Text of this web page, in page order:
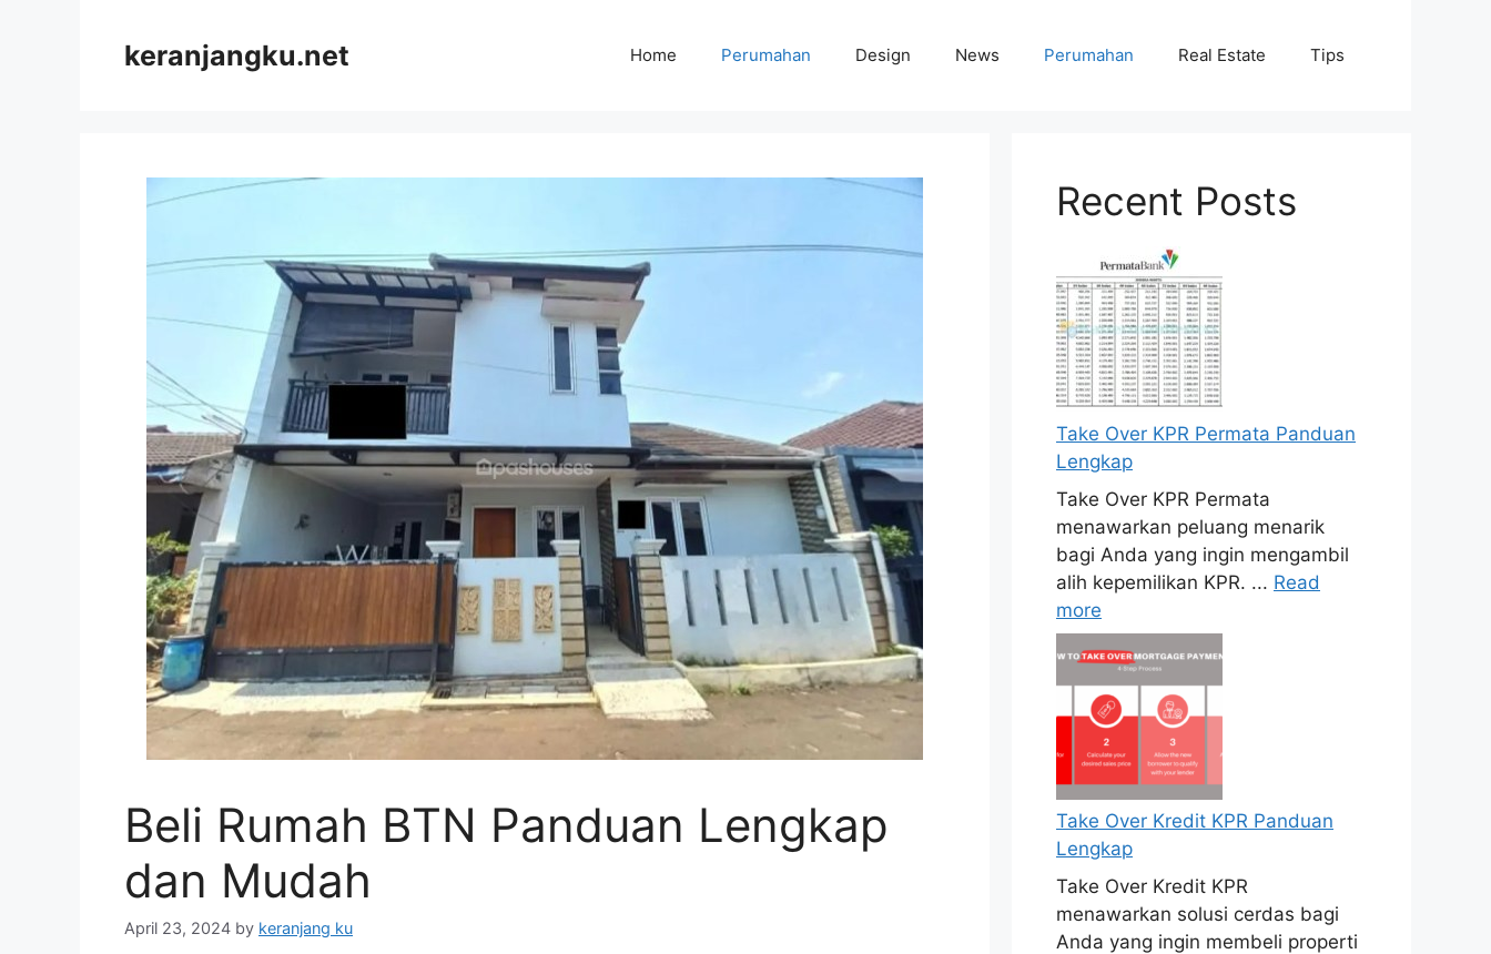
keranjangku.net Home Perumahan Design News Perumahan Real Estate Tips
Beli Rumah BTN Panduan Lengkap
dan Mudah
April 23, 2024 by keranjang ku
Recent Posts
Take Over KPR Permata Panduan
Lengkap
Take Over KPR Permata
menawarkan peluang menarik
bagi Anda yang ingin mengambil
alih kepemilikan KPR. ... Read
more
Take Over Kredit KPR Panduan
Lengkap
Take Over Kredit KPR
menawarkan solusi cerdas bagi
Anda yang ingin membeli properti